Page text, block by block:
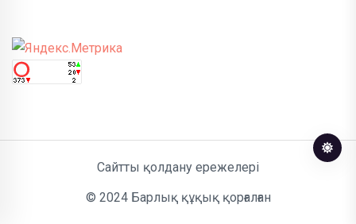
Сайтты қолдану ережелері
© 2024 Барлық құқық қорғалған